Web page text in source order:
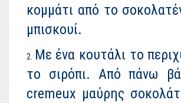
κομμάτι από το
μπισκουί.
Με ένα κουτάλι το
το σιρόπι. Από πάνω
cremeux μαύρης